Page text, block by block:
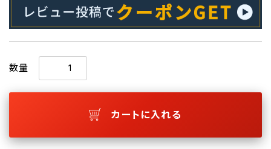
数量
カートに入れる